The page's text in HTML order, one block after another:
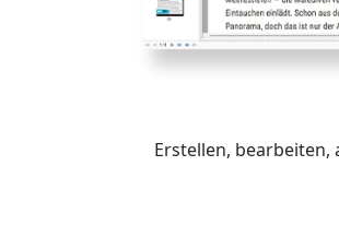
Erstellen, bearbeiten,